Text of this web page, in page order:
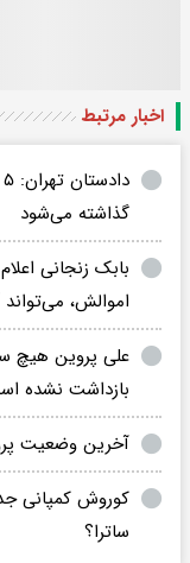
اخبار مرتبط
گذاشته می‌شود
بابک زنجانی
اموالش،
علی پروین هیچ
بازداشت نشده
آخرین وضعیت
کوروش کمپانی
ساترا؟